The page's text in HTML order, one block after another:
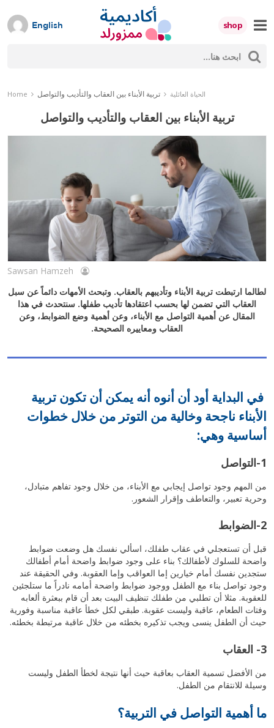
to
content
shop
English
Home الحياة العائلية تربية الأبناء بين العقاب والتأديب والتواصل
تربية الأبناء بين العقاب والتأديب والتواصل
Sawsan Hamzeh
لطالما ارتبطت تربية الأبناء وتأديبهم بالعقاب. وتبحث الأمهات دائماً عن سبل
العقاب التي تضمن لها بحسب اعتقادها تأديب طفلها. سنتحدث في هذا
المقال عن أهمية التواصل مع الأبناء، وعن أهمية وضع الضوابط، وعن
العقاب ومعاييره الصحيحة.
في البداية أود أن أنوه أنه يمكن أن تكون تربية
الأبناء ناجحة وخالية من التوتر من خلال خطوات
أساسية وهي:
1-التواصل
من المهم وجود تواصل إيجابي مع الأبناء، من خلال وجود تفاهم متبادل،
وحرية تعبير، والتعاطف وإقرار الشعور.
2-الضوابط
قبل أن تستعجلي في عقاب طفلك، اسألي نفسك هل وضعت ضوابط
واضحة للسلوك لأطفالك؟ بناء على وجود ضوابط واضحة أمام أطفالك
ستجدين نفسك أمام خيارين إما العواقب وإما العقوبة. وفي الحقيقة عند
وجود تواصل بناء مع الطفل ووجود ضوابط واضحة أمامه نادراً ما ستلجئين
للعقوبة. مثلا أن تطلبي من طفلك تنظيف البيت بعد أن قام ببعثرة ألعابه
وفتات الطعام، عاقبة وليست عقوبة. طبقي لكل خطأ عاقبة مناسبة وفورية
حيث أن الطفل ينسى ويجب تذكيره بخطئه من خلال عاقبة مرتبطة بخطئه.
3- العقاب
من الأفضل تسمية العقاب بعاقبة حيث أنها نتيجة لخطأ الطفل وليست
وسيلة للانتقام من الطفل.
ما أهمية التواصل في التربية؟